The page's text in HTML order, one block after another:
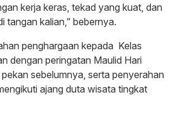
kerja keras, tekad yang kuat, dan
tangan kalian,” bebernya.
penghargaan kepada Kelas
dengan peringatan Maulid Hari
sebelumnya, serta penyerahan
ajang duta wisata tingkat